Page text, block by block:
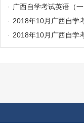
· 广西自学考试英语（
· 2018年10月广西自学
· 2018年10月广西自学